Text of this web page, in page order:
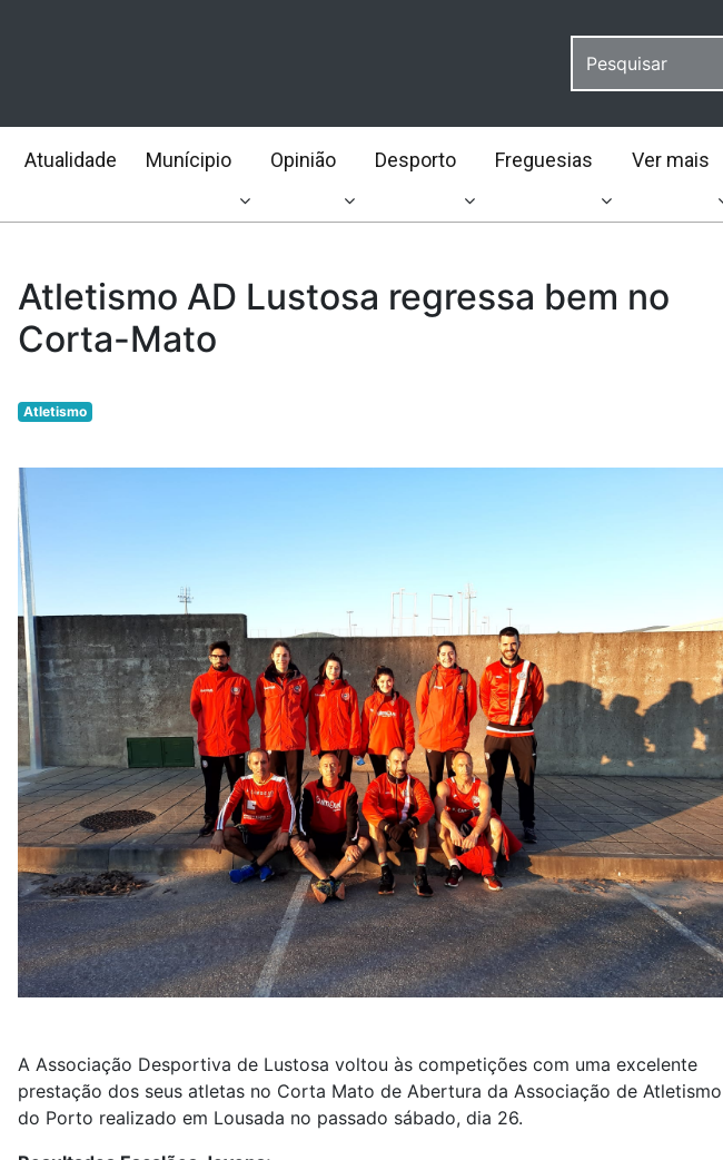
Atualidade Munícipio Opinião Desporto Freguesias Ver mais
Atletismo AD Lustosa regressa bem no
Corta-Mato
Atletismo
A Associação Desportiva de Lustosa voltou às competições com uma excelente
prestação dos seus atletas no Corta Mato de Abertura da Associação de Atletismo
do Porto realizado em Lousada no passado sábado, dia 26.